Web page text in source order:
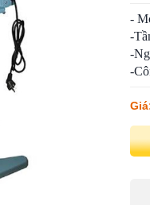
-
-
-
-